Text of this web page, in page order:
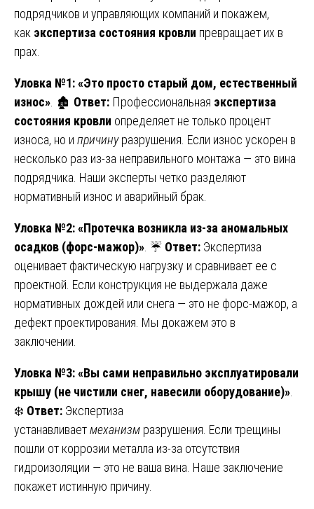
подрядчиков и управляющих компаний и покажем,
как экспертиза состояния кровли превращает их в
прах.
Уловка №1: «Это просто старый дом, естественный
износ» . 🏚️ Ответ: Профессиональная экспертиза
состояния кровли определяет не только процент
износа, но и причинуразрушения. Если износ ускорен в
несколько раз из-за неправильного монтажа — это вина
подрядчика. Наши эксперты четко разделяют
нормативный износ и аварийный брак.
Уловка №2: «Протечка возникла из-за аномальных
осадков (форс-мажор)» . ☔ Ответ: Экспертиза
оценивает фактическую нагрузку и сравнивает ее с
проектной. Если конструкция не выдержала даже
нормативных дождей или снега — это не форс-мажор, а
дефект проектирования. Мы докажем это в
заключении.
Уловка №3: «Вы сами неправильно эксплуатировали
крышу (не чистили снег, навесили оборудование)»
❄️ Ответ: Экспертиза
устанавливаетмеханизм разрушения. Если трещины
пошли от коррозии металла из-за отсутствия
гидроизоляции — это не ваша вина. Наше заключение
покажет истинную причину.